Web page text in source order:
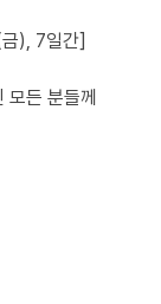
), 7일간]
모든 분들께